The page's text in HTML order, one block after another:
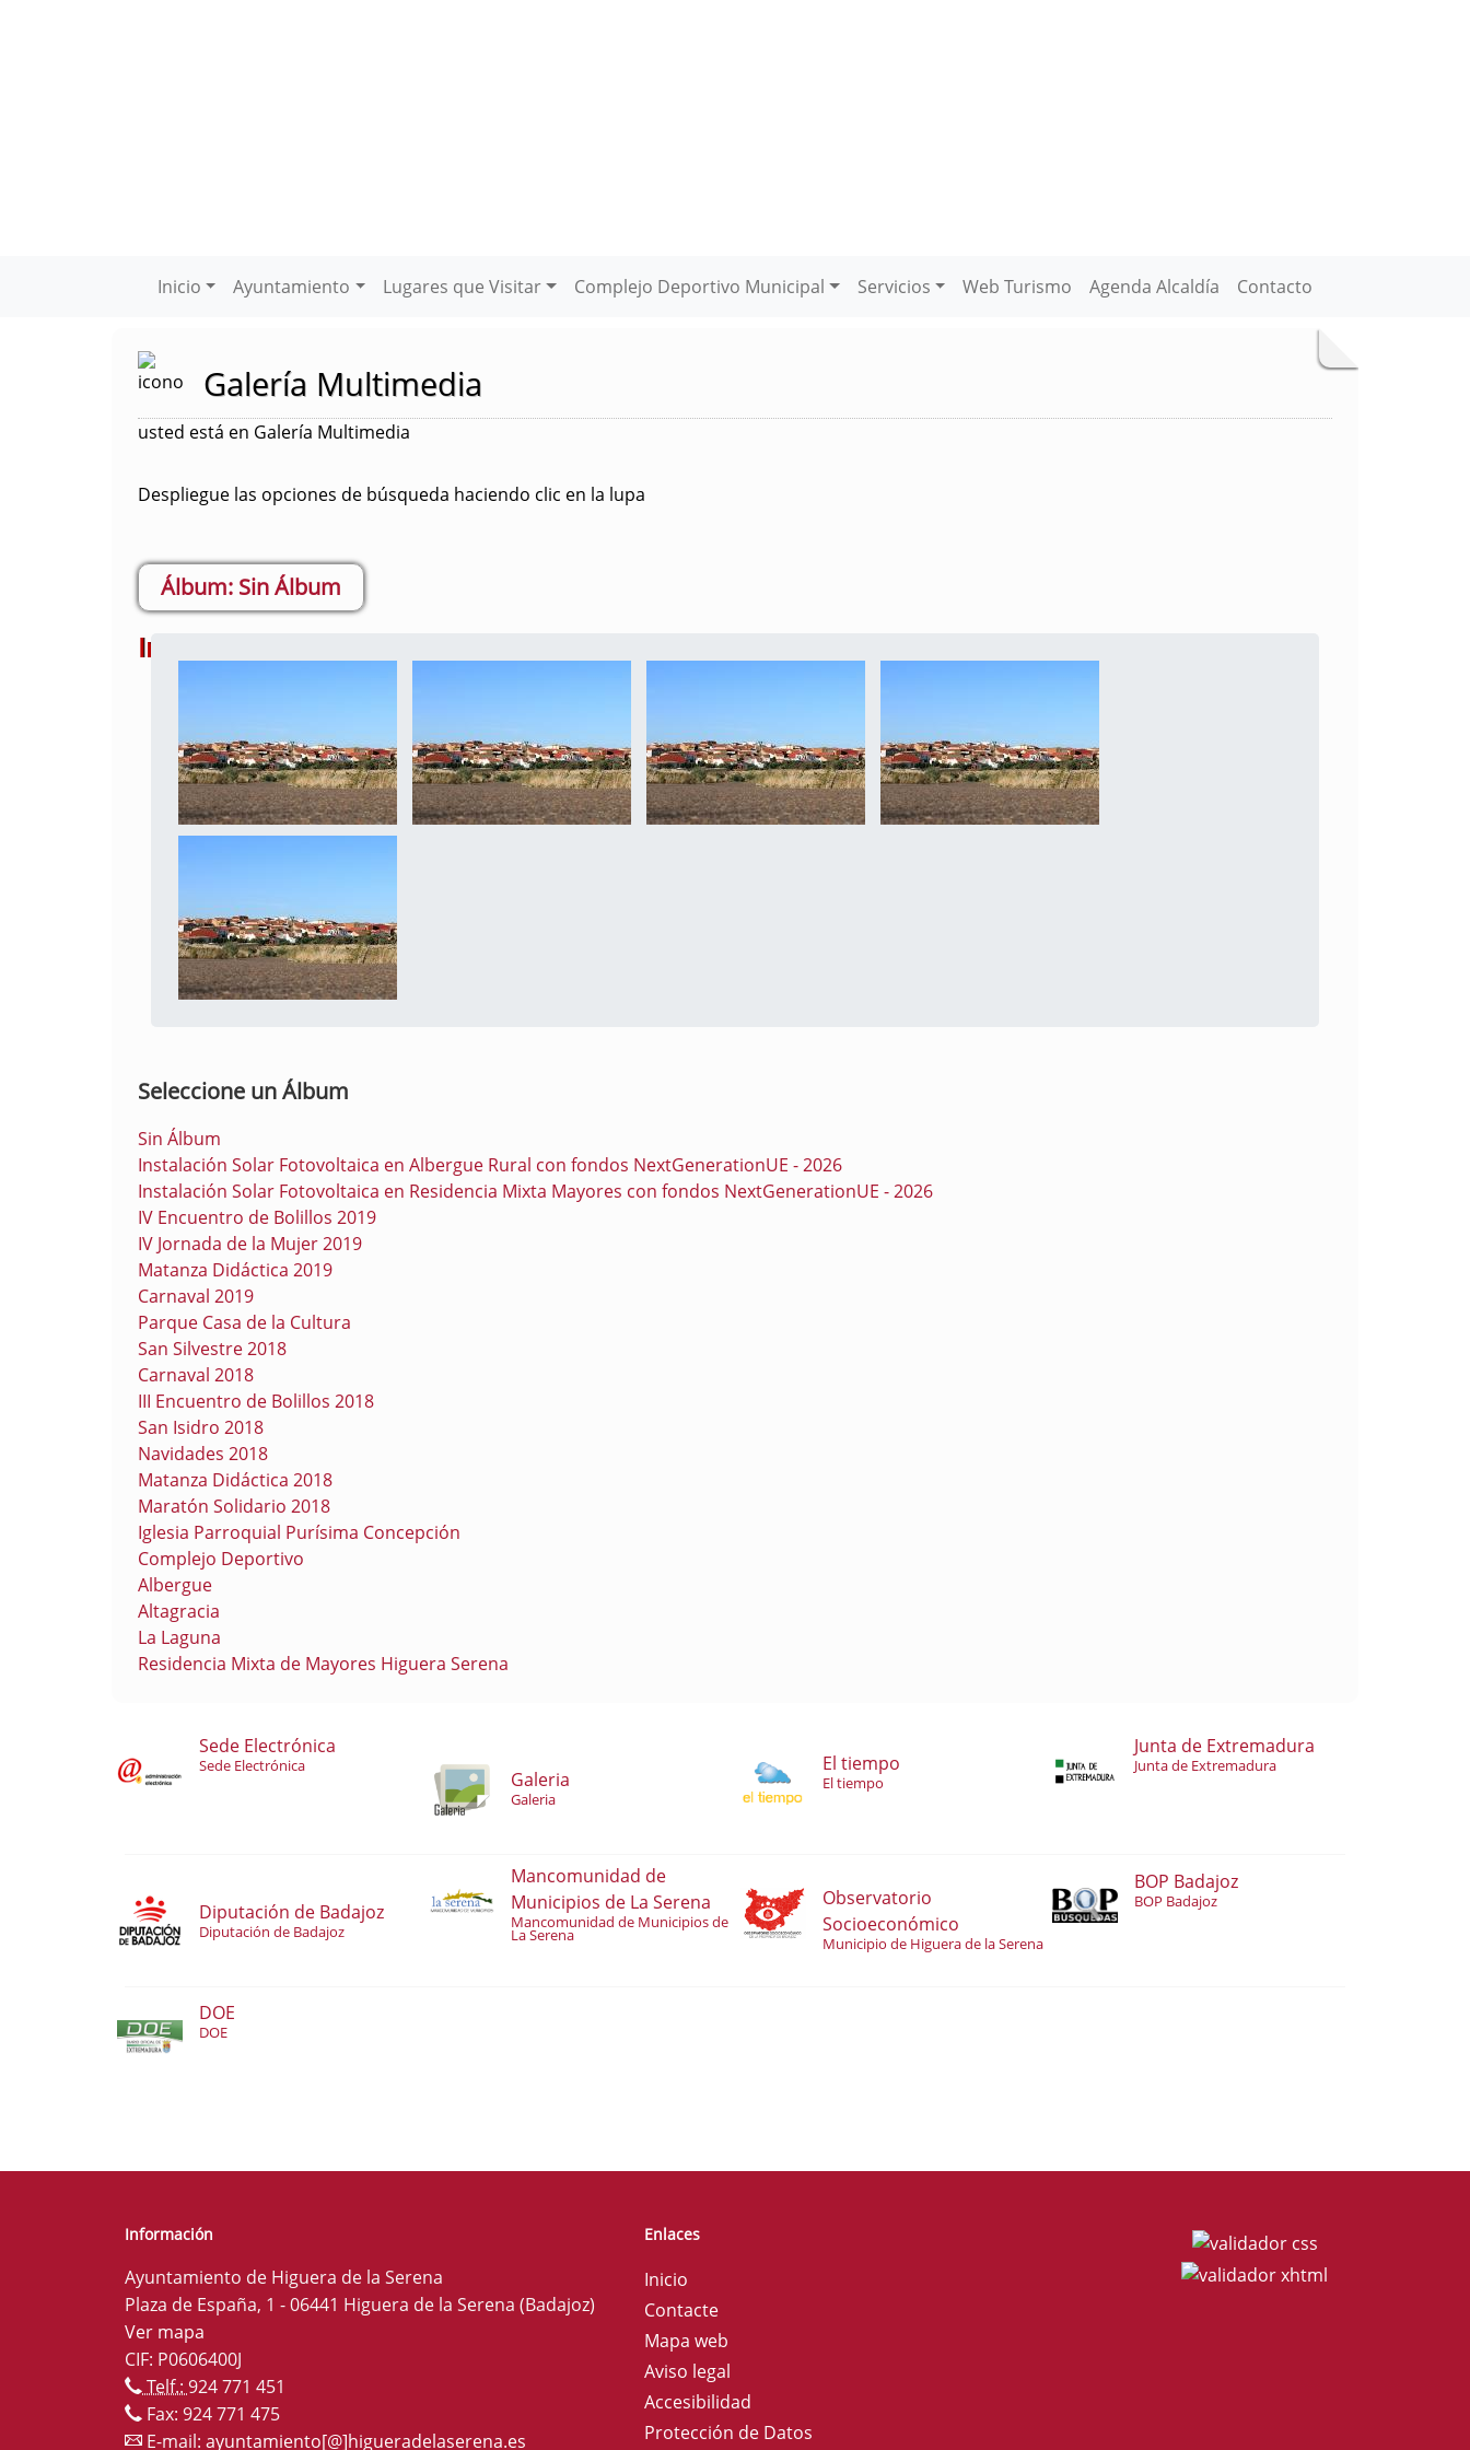
Inicio Ayuntamiento Lugares que Visitar Complejo Deportivo Municipal Servicios Web Turismo Agenda Alcaldía Contacto
Galería Multimedia
usted está en Galería Multimedia
Despliegue las opciones de búsqueda haciendo clic en la lupa
Sin Álbum
Imágenes
Seleccione un Álbum
Sin Álbum
Instalación Solar Fotovoltaica en Albergue Rural con fondos NextGenerationUE - 2026
Instalación Solar Fotovoltaica en Residencia Mixta Mayores con fondos NextGenerationUE - 2026
IV Encuentro de Bolillos 2019
IV Jornada de la Mujer 2019
Matanza Didáctica 2019
Carnaval 2019
Parque Casa de la Cultura
San Silvestre 2018
Carnaval 2018
III Encuentro de Bolillos 2018
San Isidro 2018
Navidades 2018
Matanza Didáctica 2018
Maratón Solidario 2018
Iglesia Parroquial Purísima Concepción
Complejo Deportivo
Albergue
Altagracia
La Laguna
Residencia Mixta de Mayores Higuera Serena
Sede Electrónica
Sede Electrónica
Galeria
Galeria
El tiempo
El tiempo
Junta de Extremadura
Junta de Extremadura
Diputación de Badajoz
Diputación de Badajoz
Mancomunidad de
Municipios de La Serena
Mancomunidad de Municipios de
La Serena
Observatorio
Socioeconómico
Municipio de Higuera de la Serena
BOP Badajoz
BOP Badajoz
DOE
DOE
Información
Ayuntamiento de Higuera de la Serena
Plaza de España, 1 - 06441 Higuera de la Serena (Badajoz)
Ver mapa
CIF: P0606400J
Telf.: 924 771 451
Fax: 924 771 475
E-mail: ayuntamiento[@]higueradelaserena.es
Enlaces
Inicio
Contacte
Mapa web
Aviso legal
Accesibilidad
Protección de Datos